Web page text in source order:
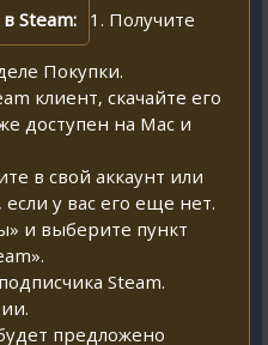
Steam: 1. Получите
Покупки.
клиент, скачайте его
доступен на Mac и
в свой аккаунт или
у вас его еще нет.
и выберите пункт
Steam.
предложено